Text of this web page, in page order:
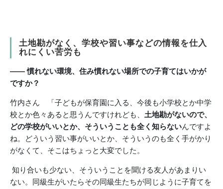
土地勘がなく、学校や習い事などの情報を仕入
れにくい苦労も
―― 慣れない環境、住み慣れない場所での子育てはいかが
ですか？
竹内さん 「子どもが保育園に入る、今後も小学校とか中学
校とか色々あると思うんですけれども、 土地勘がないので、
どの学校がいいとか、そういうことも全く知らないんですよ
ね。どういう習い事がいいとか、そういうのも全く手がかり
がなくて、そこはちょっと大変でした。
知り合いも少ない、そういうことを聞ける友人があまりい
ない。同級生がいたらその同級生たちが同じように子育てを